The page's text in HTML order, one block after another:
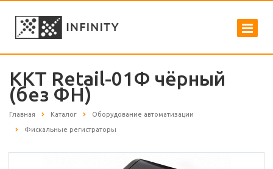
ККТ Retail-01Ф чёрный
(без ФН)
Главная Каталог Оборудование автоматизации
Фискальные регистраторы